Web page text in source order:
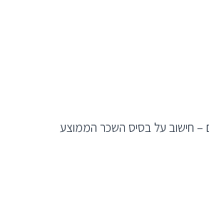
– חישוב על בסיס השכר הממוצע